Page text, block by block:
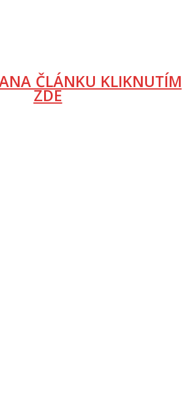
ČLÁNKU KLIKNUTÍM
ZDE